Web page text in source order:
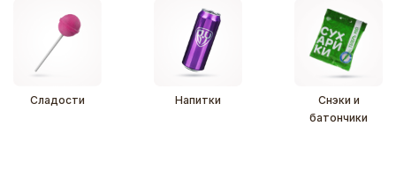
Сладости Напитки
Снэки и
батончики